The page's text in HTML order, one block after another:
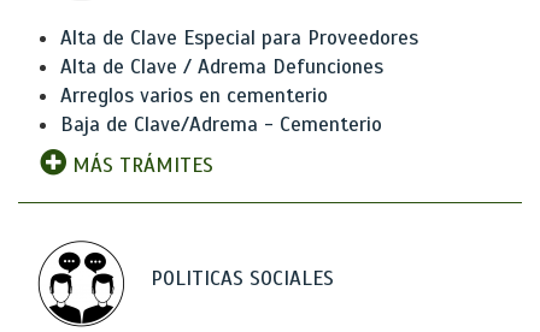
Alta de Clave Especial para Proveedores
Alta de Clave / Adrema Defunciones
Arreglos varios en cementerio
Baja de Clave/Adrema - Cementerio
MÁS TRÁMITES
POLITICAS SOCIALES